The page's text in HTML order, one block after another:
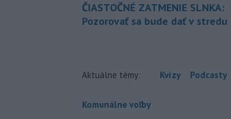
ČIASTOČNÉ ZATMENIE SLNKA:
Pozorovať sa bude dať v stredu
Aktuálne témy: Kvízy Podcasty
Komunálne voľby